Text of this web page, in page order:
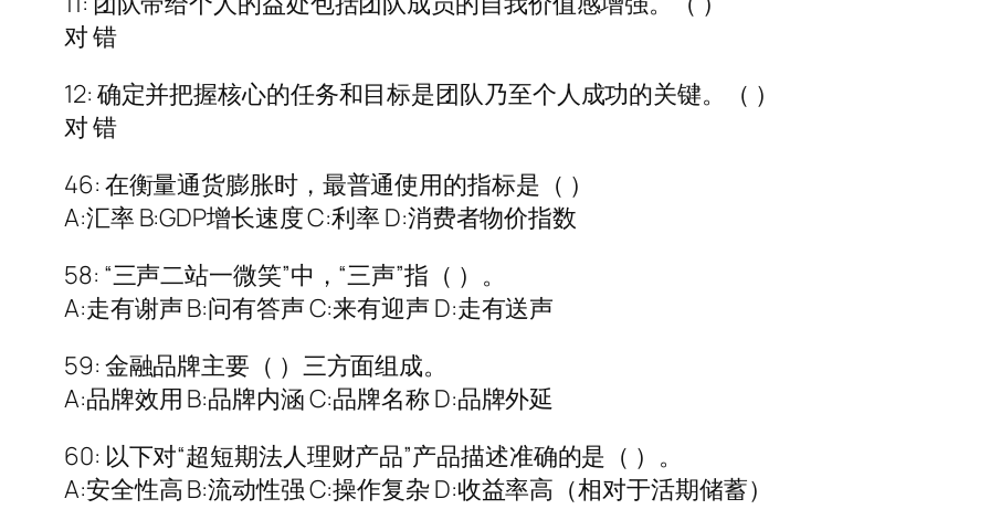
对 错
12: 确定并把握核心的任务和目标是团队乃至个人成功的关键。（ ）
对 错
46: 在衡量通货膨胀时，最普通使用的指标是（ ）
A:汇率 B:GDP增长速度 C:利率 D:消费者物价指数
58: “三声二站一微笑”中，“三声”指（ ）。
A:走有谢声 B:问有答声 C:来有迎声 D:走有送声
59: 金融品牌主要（ ）三方面组成。
A:品牌效用 B:品牌内涵 C:品牌名称 D:品牌外延
60: 以下对“超短期法人理财产品”产品描述准确的是（ ）。
A:安全性高 B:流动性强 C:操作复杂 D:收益率高（相对于活期储蓄）